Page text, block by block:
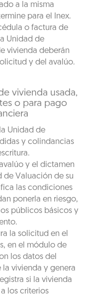
a la misma
para el Inex.
o factura de
Unidad de
vivienda deberán
y del avalúo.
vivienda usada,
o para pago
Unidad de
y colindancias
y el dictamen
Valuación de su
las condiciones
ponerla en riesgo,
públicos básicos y
la solicitud en el
en el módulo de
los datos del
vivienda y genera
si la vivienda
los criterios